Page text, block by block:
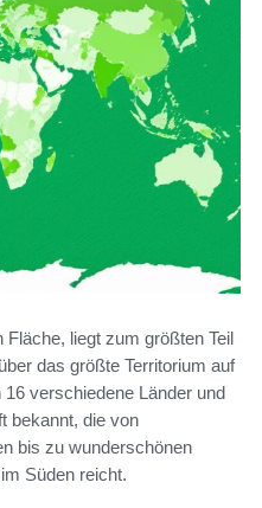
liegt zum größten Teil
das größte Territorium auf
verschiedene Länder und
bekannt, die von
bis zu wunderschönen
Süden reicht.